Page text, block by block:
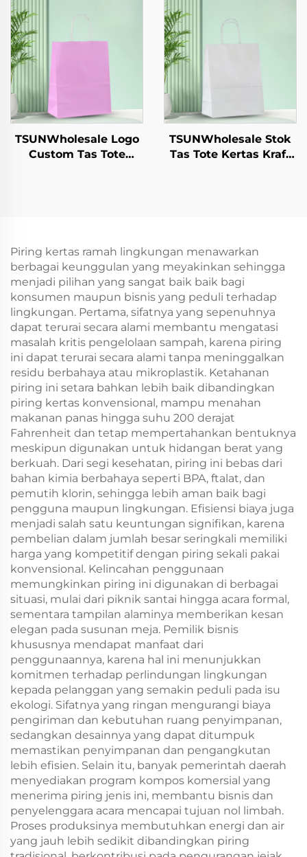
Roti, Permen, Cokelat,
dan Hamburger -
untuk Catering dan
dan Hadiah Tahun
Baru/Christmas
Packaging Bag
TSUNWholesale Logo
Custom Tas Tote
Baru/Christmas
TSUNWholesale Stok
Tas Tote Kertas Kraft
Piring kertas ramah lingkungan menawarkan
berbagai keunggulan yang meyakinkan sehingga
menjadi pilihan yang sangat baik baik bagi
konsumen maupun bisnis yang peduli terhadap
lingkungan. Pertama, sifatnya yang sepenuhnya
dapat terurai secara alami membantu mengatasi
masalah kritis pengelolaan sampah, karena piring
ini dapat terurai secara alami tanpa meninggalkan
residu berbahaya atau mikroplastik. Ketahanan
piring ini setara bahkan lebih baik dibandingkan
piring kertas konvensional, mampu menahan
makanan panas hingga suhu 200 derajat
Fahrenheit dan tetap mempertahankan bentuknya
meskipun digunakan untuk hidangan berat yang
berkuah. Dari segi kesehatan, piring ini bebas dari
bahan kimia berbahaya seperti BPA, ftalat, dan
pemutih klorin, sehingga lebih aman baik bagi
pengguna maupun lingkungan. Efisiensi biaya juga
menjadi salah satu keuntungan signifikan, karena
pembelian dalam jumlah besar seringkali memiliki
harga yang kompetitif dengan piring sekali pakai
konvensional. Kelincahan penggunaan
memungkinkan piring ini digunakan di berbagai
situasi, mulai dari piknik santai hingga acara formal,
sementara tampilan alaminya memberikan kesan
elegan pada susunan meja. Pemilik bisnis
khususnya mendapat manfaat dari
penggunaannya, karena hal ini menunjukkan
komitmen terhadap perlindungan lingkungan
kepada pelanggan yang semakin peduli pada isu
ekologi. Sifatnya yang ringan mengurangi biaya
pengiriman dan kebutuhan ruang penyimpanan,
sedangkan desainnya yang dapat ditumpuk
memastikan penyimpanan dan pengangkutan
lebih efisien. Selain itu, banyak pemerintah daerah
menyediakan program kompos komersial yang
menerima piring jenis ini, membantu bisnis dan
penyelenggara acara mencapai tujuan nol limbah.
Proses produksinya membutuhkan energi dan air
yang jauh lebih sedikit dibandingkan piring